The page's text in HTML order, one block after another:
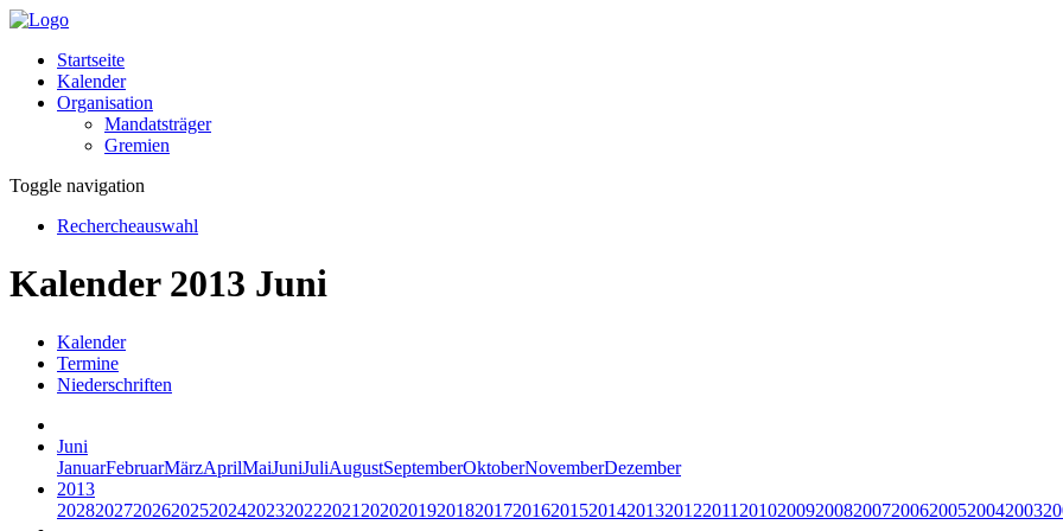
Startseite
Kalender
Organisation
Mandatsträger
Gremien
Toggle navigation
Rechercheauswahl
Kalender 2013 Juni
Kalender
Termine
Niederschriften
Juni
JanuarFebruarMärzAprilMaiJuniJuliAugustSeptemberOktoberNovemberDezember
2013
20282027202620252024202320222021 2020201920182017201620152014201320122011 20102009200820072006200520042003